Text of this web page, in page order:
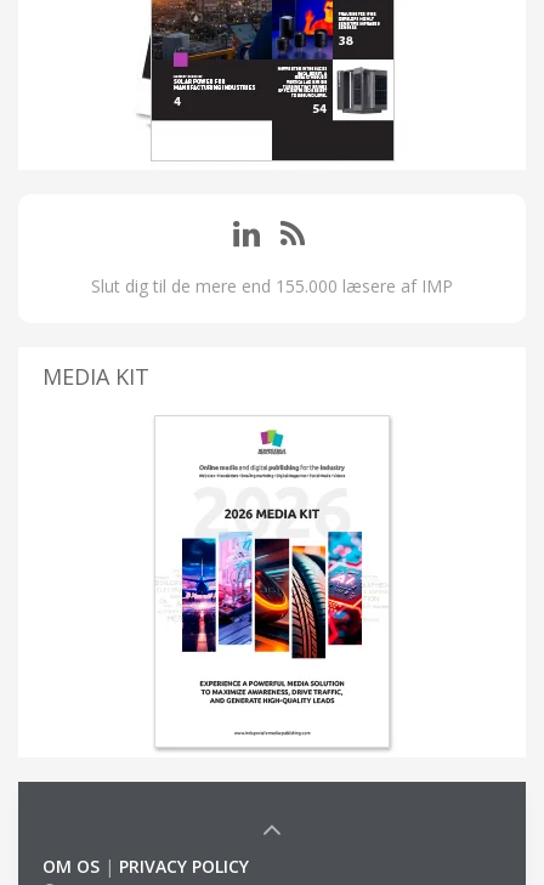
Slut dig til de mere end 155.000 læsere af IMP
MEDIA KIT
OM OS | PRIVACY POLICY